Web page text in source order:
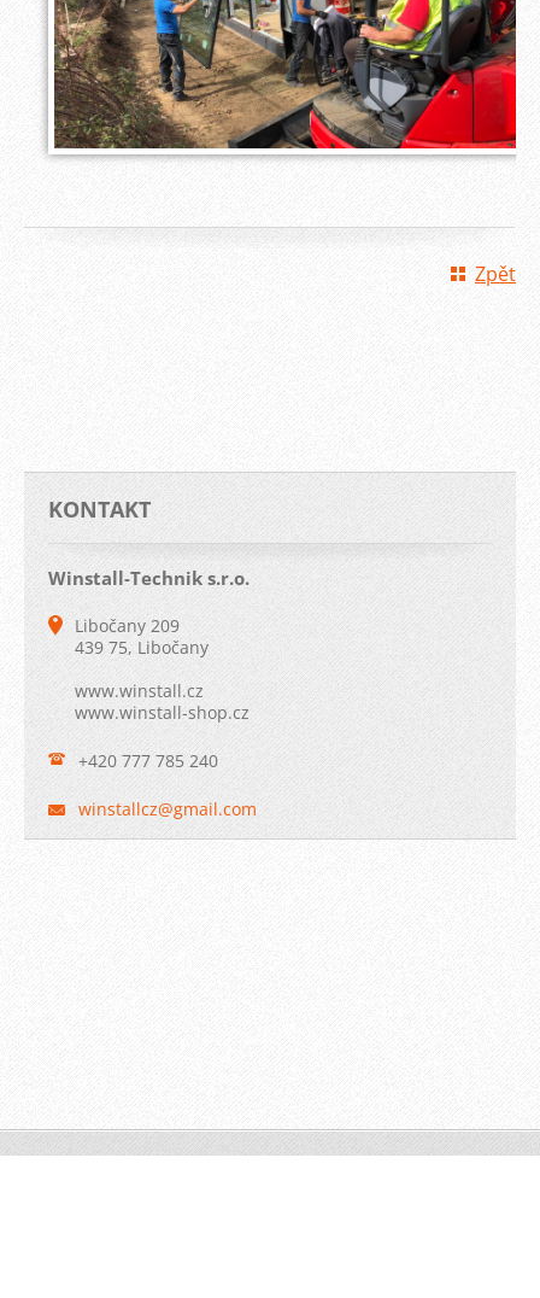
Zpět
KONTAKT
Winstall-Technik s.r.o.
Libočany 209
439 75, Libočany
www.winstall.cz
www.winstall-shop.cz
+420 777 785 240
winstallcz@gmail.com